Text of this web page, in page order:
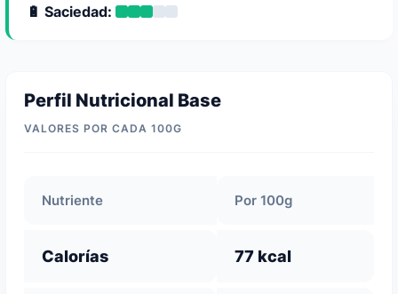
🔋 Saciedad:
Perfil Nutricional Base
VALORES POR CADA 100G
Nutriente Por 100g
Calorías 77 kcal